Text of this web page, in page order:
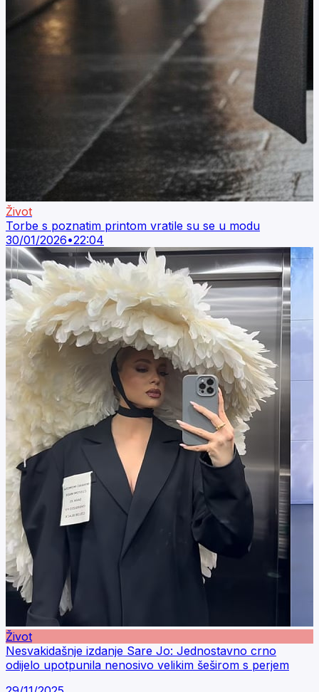
Život
Torbe s poznatim printom vratile su se u modu
30/01/2026•22:04
Život
Nesvakidašnje izdanje Sare Jo: Jednostavno crno
odijelo upotpunila nenosivo velikim šeširom s perjem